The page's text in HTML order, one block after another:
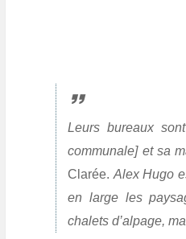
Leurs bureaux
communale] et sa
Clarée. Alex Hugo
en large les
chalets d’alpage,